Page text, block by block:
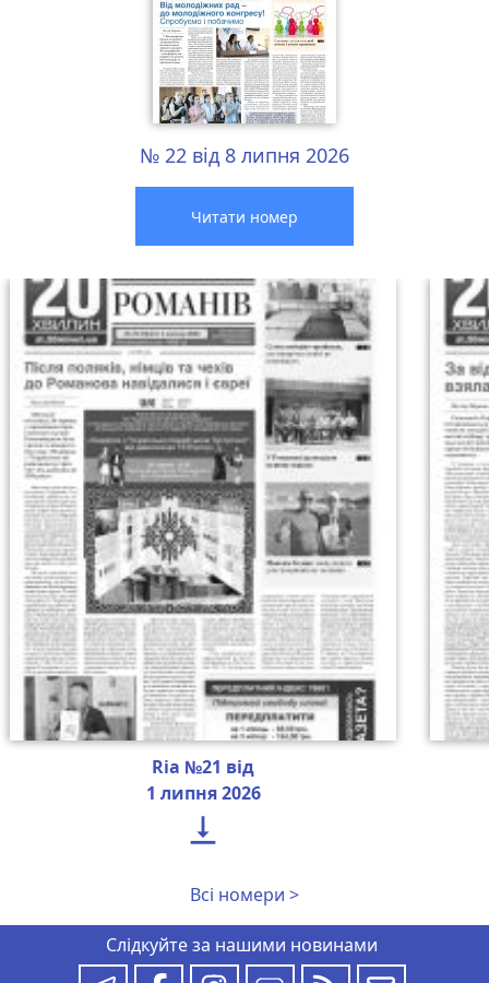
№ 22 від 8 липня 2026
Читати номер
Ria №21 від
1 липня 2026

Всі номери >
Слідкуйте за нашими новинами